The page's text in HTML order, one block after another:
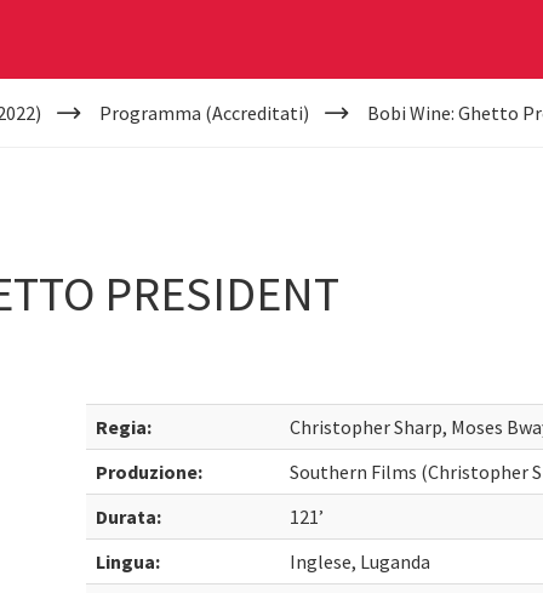
Programma (Accreditati) Bobi Wine: Ghetto
PRESIDENT
Regia:
Christopher Sharp, Moses
Produzione:
Southern Films (Christopher
Durata:
121’
Lingua:
Inglese, Luganda